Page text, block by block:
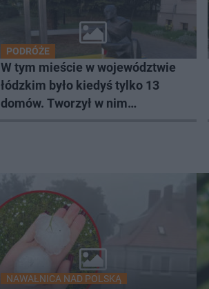
PODRÓŻE
W tym mieście w województwie
łódzkim było kiedyś tylko 13
domów. Tworzył w nim
NAWAŁNICA NAD POLSKĄ